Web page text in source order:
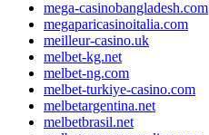
mega-casinobangladesh.com
megaparicasinoitalia.com
meilleur-casino.uk
melbet-kg.net
melbet-ng.com
melbet-turkiye-casino.com
melbetargentina.net
melbetbrasil.net